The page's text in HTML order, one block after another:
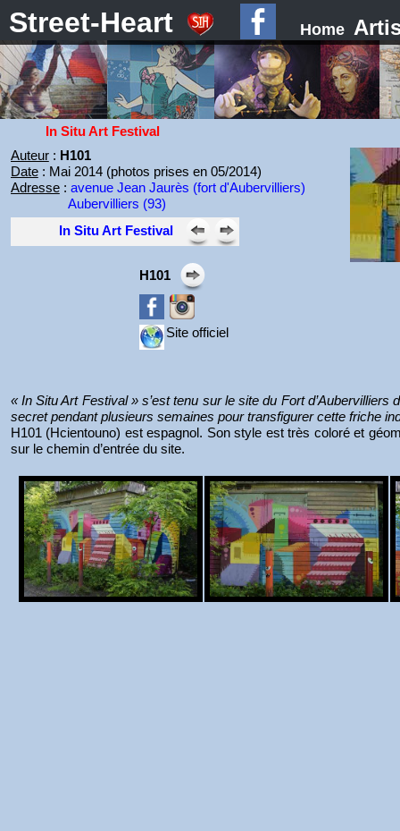
Street-Heart Home
In Situ Art Festival
Auteur: H101
Date: Mai 2014 (photos prises en 05/2014)
Adresse: avenue Jean Jaurès (fort d'Aubervilliers)
Aubervilliers (93)
In Situ Art Festival
H101
Site officiel
« In Situ Art Festival » s’est tenu sur le site du Fort
secret pendant plusieurs semaines pour transfigurer cette friche
H101 (Hcientouno) est espagnol. Son style est très coloré et
sur le chemin d’entrée du site.